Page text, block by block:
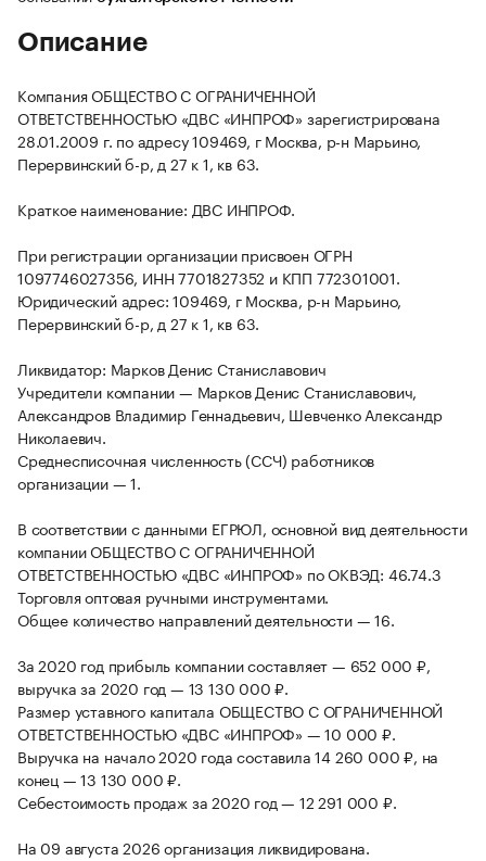
Описание
Компания ОБЩЕСТВО С ОГРАНИЧЕННОЙ
ОТВЕТСТВЕННОСТЬЮ «ДВС «ИНПРОФ» зарегистрирована
28.01.2009 г. по адресу 109469, г Москва, р-н Марьино,
Перервинский б-р, д 27 к 1, кв 63.
Краткое наименование: ДВС ИНПРОФ.
При регистрации организации присвоен ОГРН
1097746027356, ИНН 7701827352 и КПП 772301001.
Юридический адрес: 109469, г Москва, р-н Марьино,
Перервинский б-р, д 27 к 1, кв 63.
Ликвидатор: Марков Денис Станиславович
Учредители компании — Марков Денис Станиславович,
Александров Владимир Геннадьевич, Шевченко Александр
Николаевич.
Среднесписочная численность (ССЧ) работников
организации — 1.
В соответствии с данными ЕГРЮЛ, основной вид деятельности
компании ОБЩЕСТВО С ОГРАНИЧЕННОЙ
ОТВЕТСТВЕННОСТЬЮ «ДВС «ИНПРОФ» по ОКВЭД: 46.74.3
Торговля оптовая ручными инструментами.
Общее количество направлений деятельности — 16.
За 2020 год прибыль компании составляет — 652 000 ₽,
выручка за 2020 год — 13 130 000 ₽.
Размер уставного капитала ОБЩЕСТВО С ОГРАНИЧЕННОЙ
ОТВЕТСТВЕННОСТЬЮ «ДВС «ИНПРОФ» — 10 000 ₽.
Выручка на начало 2020 года составила 14 260 000 ₽, на
конец — 13 130 000 ₽.
Себестоимость продаж за 2020 год — 12 291 000 ₽.
На 09 августа 2026 организация ликвидирована.